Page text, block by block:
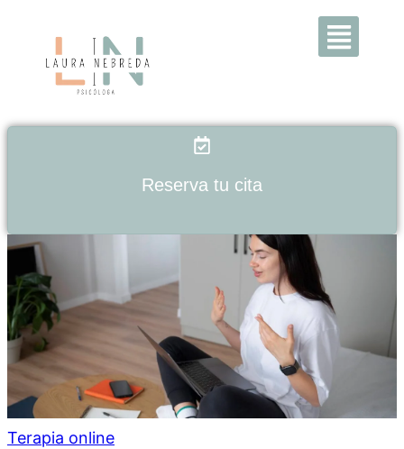
Quién soy
Servicios
Contacto
Blog
Reserva tu cita
Terapia online